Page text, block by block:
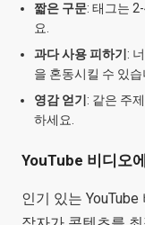
짧은 구문: 태그는
요.
과다 사용 피하기 :
을 혼동시킬 수 있습
영감 얻기 : 같은 주
하세요.
YouTube 비디오
인기 있는